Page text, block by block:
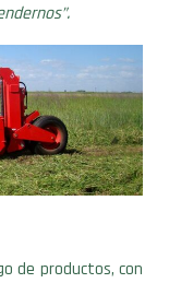
de productos, con